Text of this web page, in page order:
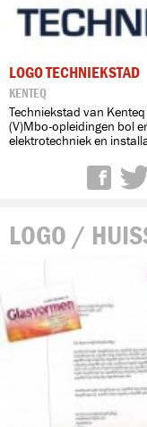
LOGO TECHNIEKSTAD
KENTEQ
Techniekstad van
(V)Mbo-opleidingen bol
elektrotechniek en
LOGO /